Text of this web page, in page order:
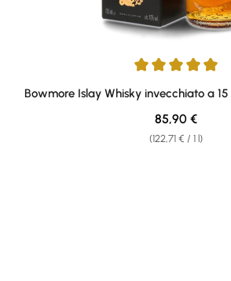
Average rating of 4.91 out of 5 stars
Bowmore Islay Whisky invecchiato a
(122,71 € / 1 l)
Regular price:
85,90 €